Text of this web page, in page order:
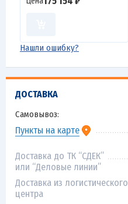
ДОСТАВКА
Самовывоз:
Пункты на карте
Доставка до ТК “СДЕК”
или “Деловые линии”
Доставка из логистического
центра
Нашли ошибку?